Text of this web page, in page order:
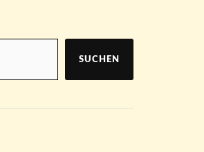
SUCHEN